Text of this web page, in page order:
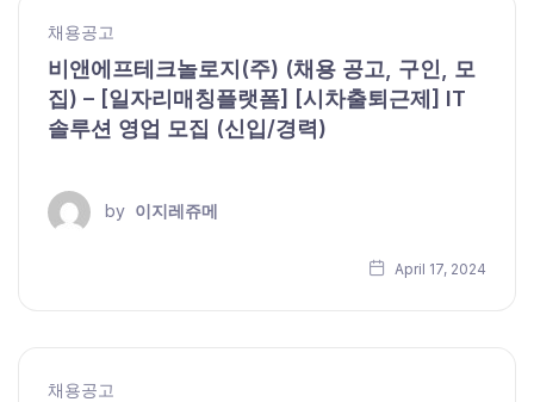
채용공고
비앤에프테크놀로지(주) (채용 공고, 구인, 모
집) – [일자리매칭플랫폼] [시차출퇴근제] IT
솔루션 영업 모집 (신입/경력)
by 이지레쥬메
April 17, 2024
채용공고